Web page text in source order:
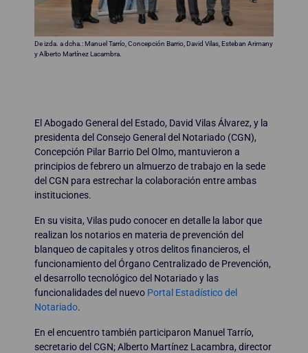
De izda. a dcha.: Manuel Tarrío, Concepción Barrio, David Vilas, Esteban Arimany
y Alberto Martínez Lacambra.
El Abogado General del Estado, David Vilas Álvarez, y la
presidenta del Consejo General del Notariado (CGN),
Concepción Pilar Barrio Del Olmo, mantuvieron a
principios de febrero un almuerzo de trabajo en la sede
del CGN para estrechar la colaboración entre ambas
instituciones.
En su visita, Vilas pudo conocer en detalle la labor que
realizan los notarios en materia de prevención del
blanqueo de capitales y otros delitos financieros, el
funcionamiento del Órgano Centralizado de Prevención,
el desarrollo tecnológico del Notariado y las
funcionalidades del nuevo Portal Estadístico del
Notariado.
En el encuentro también participaron Manuel Tarrío,
secretario del CGN; Alberto Martínez Lacambra, director